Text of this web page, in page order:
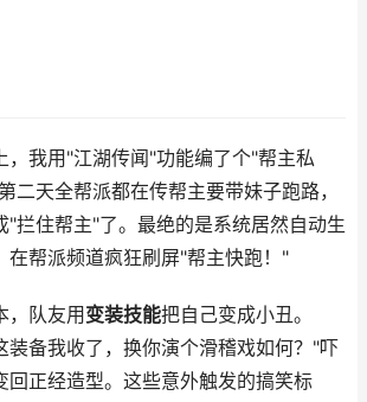
，我用"江湖传闻"功能编了个"帮主私
二天全帮派都在传帮主要带妹子跑路，
"拦住帮主"了。最绝的是系统居然自动生
在帮派频道疯狂刷屏"帮主快跑！"
，队友用 变装技能把自己变成小丑。
装备我收了，换你演个滑稽戏如何？"吓
回正经造型。这些意外触发的搞笑标